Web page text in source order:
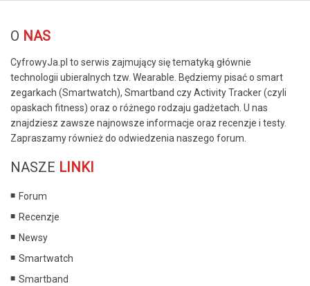
O NAS
CyfrowyJa.pl to serwis zajmujący się tematyką głównie
technologii ubieralnych tzw. Wearable. Będziemy pisać o smart
zegarkach (Smartwatch), Smartband czy Activity Tracker (czyli
opaskach fitness) oraz o różnego rodzaju gadżetach. U nas
znajdziesz zawsze najnowsze informacje oraz recenzje i testy.
Zapraszamy również do odwiedzenia naszego forum.
NASZE LINKI
Forum
Recenzje
Newsy
Smartwatch
Smartband